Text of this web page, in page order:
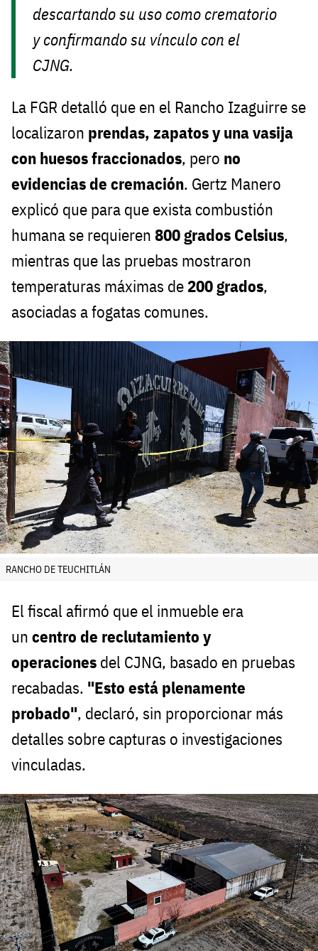
descartando su uso como crematorio
y confirmando su vínculo con el
CJNG.
La FGR detalló que en el Rancho Izaguirre se
localizaron prendas, zapatos y una vasija
con huesos fraccionados, pero no
evidencias de cremación. Gertz Manero
explicó que para que exista combustión
humana se requieren 800 grados Celsius,
mientras que las pruebas mostraron
temperaturas máximas de 200 grados,
asociadas a fogatas comunes.
RANCHO DE TEUCHITLÁN
El fiscal afirmó que el inmueble era
un centro de reclutamiento y
operaciones del CJNG, basado en pruebas
recabadas. "Esto está plenamente
probado", declaró, sin proporcionar más
detalles sobre capturas o investigaciones
vinculadas.